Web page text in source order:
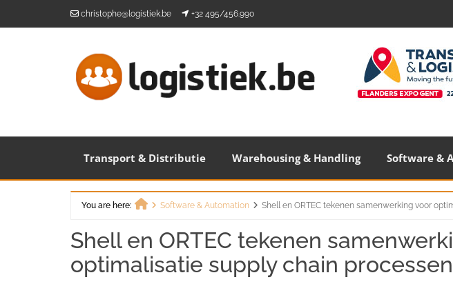
christophe@logistiek.be +32 495/456.990
Transport & Distributie Warehousing & Handling Software &
You are here:
Software & Automation Shell en ORTEC tekenen samenwerking voor
Shell en ORTEC tekenen
optimalisatie supply chain processen